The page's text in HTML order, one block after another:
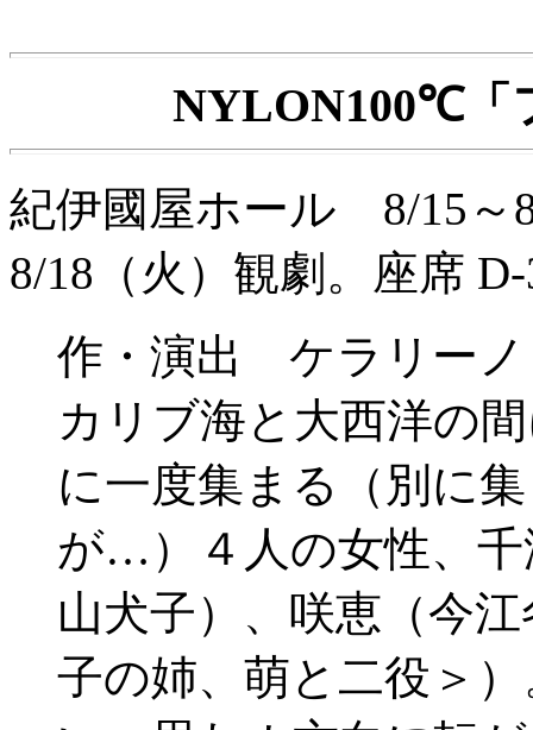
NYLON100℃「
紀伊國屋ホール 8/15～
8/18（火）観劇。座席
作・演出 ケラリーノ
カリブ海と大西洋の
に一度集まる（別に
が…）４人の女性、
山犬子）、咲恵（今
子の姉、萌と二役＞